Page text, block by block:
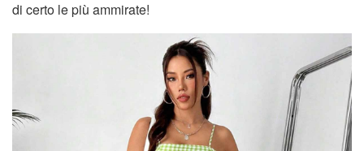
di certo le più ammirate!